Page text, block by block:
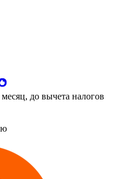
месяц, до вычета налогов